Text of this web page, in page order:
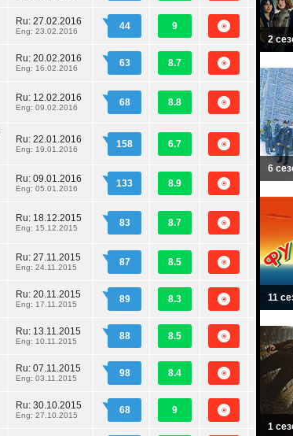
Ru: 27.02.2016
Eng: 23.02.2016 44 9
Ru: 20.02.2016
Eng: 16.02.2016 63 8.7
Ru: 12.02.2016
Eng: 09.02.2016 68 8.8
Ru: 22.01.2016
Eng: 19.01.2016 158 6.7
Ru: 09.01.2016
Eng: 05.01.2016 133 8.9
Ru: 18.12.2015
Eng: 15.12.2015 83 8.7
Ru: 27.11.2015
Eng: 24.11.2015 87 8.5
Ru: 20.11.2015
Eng: 17.11.2015 89 8.3
Ru: 13.11.2015
Eng: 10.11.2015 88 8.5
Ru: 07.11.2015
Eng: 03.11.2015 98 8.4
Ru: 30.10.2015
Eng: 27.10.2015 68 9
2
6
11
1